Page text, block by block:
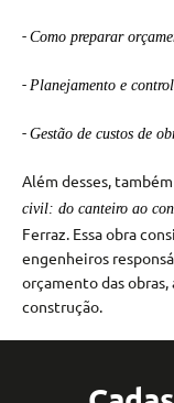
- Como preparar
- Planejamento e
- Gestão de custos de
Além desses,
civil: do canteiro ao
Ferraz. Essa obra
engenheiros
orçamento das
construção.